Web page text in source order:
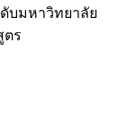
บมหาวิทยาลัย
ตร